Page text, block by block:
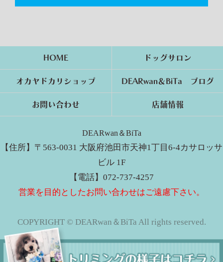
HOME ドッグサロン
オカヤドカリショップ DEARwan＆BiTa ブログ
お問い合わせ 店舗情報
DEARwan＆BiTa
【住所】〒563-0031 大阪府池田市天神1丁目6-4カサロッサ
ビル 1F
【電話】072-737-4257
営業を目的としたお問い合わせはご遠慮下さい。
COPYRIGHT © DEARwan＆BiTa All rights reserved.